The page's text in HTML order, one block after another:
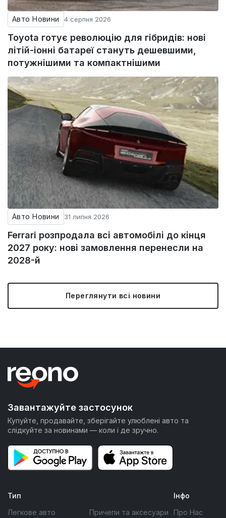
Авто Новини 4 серпня 2026
Toyota готує революцію для гібридів: нові
літій-іонні батареї стануть дешевшими,
потужнішими та компактнішими
Авто Новини 31 липня 2026
Ferrari розпродала всі автомобілі до кінця
2027 року: нові замовлення перенесли на
2028-й
Переглянути всі новини
Завантажуйте застосунок
Купуйте, продавайте, зберігайте улюблені авто та
слідкуйте за новинами — коли і де зручно.
Тип
Легкове авто
Причепи та аксесуари
Інфо
Про Нас